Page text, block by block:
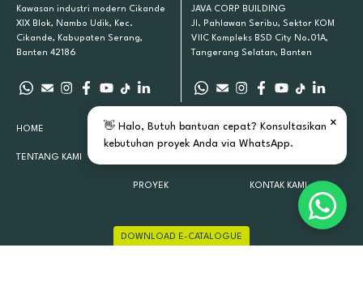
Kawasan industri modern Cikande
XIX Blok, Nambo Udik, Kec.
Cikande, Kabupaten Serang,
Banten 42186
JAVA CORP BUILDING
Jl. Pahlawan Seribu, Sektor KOM
VIIC Kompleks BSD City No.01A,
Tangerang Selatan, Banten
HOME
TENTANG KAMI
PRODUK KAMI
PROYEK
INSPIRASI
KONTAK KAMI
DOWNLOAD E-CATALOGUE
×
👋 Halo, Butuh bantuan cepat? Konsultasikan
kebutuhan proyek Anda via WhatsApp.